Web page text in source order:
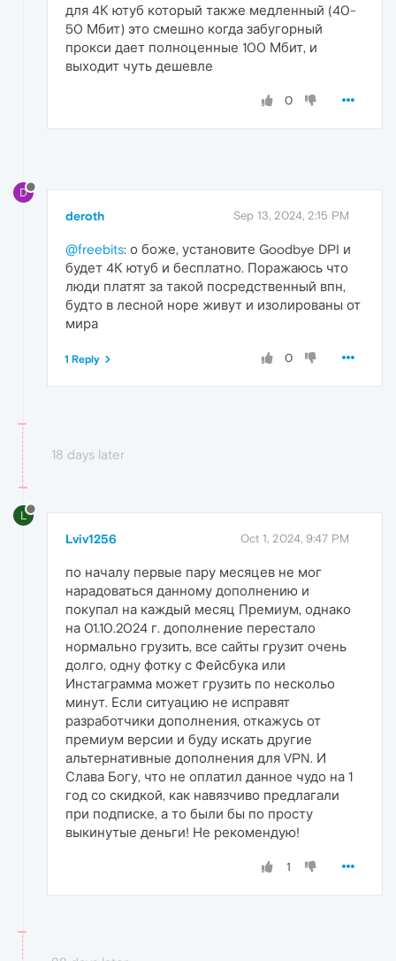
для 4К ютуб который также медленный (40-
50 Мбит) это смешно когда забугорный
прокси дает полноценные 100 Мбит, и
выходит чуть дешевле
0
D
deroth Sep 13, 2024, 2:15 PM
@freebits: о боже, установите Goodbye DPI и
будет 4К ютуб и бесплатно. Поражаюсь что
люди платят за такой посредственный впн,
будто в лесной норе живут и изолированы от
мира
0
1 Reply
18 days later
L
Lviv1256 Oct 1, 2024, 9:47 PM
по началу первые пару месяцев не мог
нарадоваться данному дополнению и
покупал на каждый месяц Премиум, однако
на 01.10.2024 г. дополнение перестало
нормально грузить, все сайты грузит очень
долго, одну фотку с Фейсбука или
Инстаграмма может грузить по нескольо
минут. Если ситуацию не исправят
разработчики дополнения, откажусь от
премиум версии и буду искать другие
альтернативные дополнения для VPN. И
Слава Богу, что не оплатил данное чудо на 1
год со скидкой, как навязчиво предлагали
при подписке, а то были бы по просту
выкинутые деньги! Не рекомендую!
1